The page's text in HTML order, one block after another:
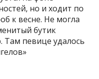
но и ходит по
к весне. Не могла
бутик
Там певице удалось